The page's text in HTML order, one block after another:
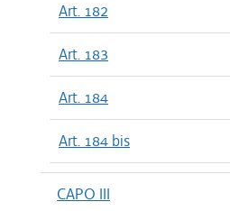
Art. 182
Art. 183
Art. 184
Art. 184 bis
CAPO III